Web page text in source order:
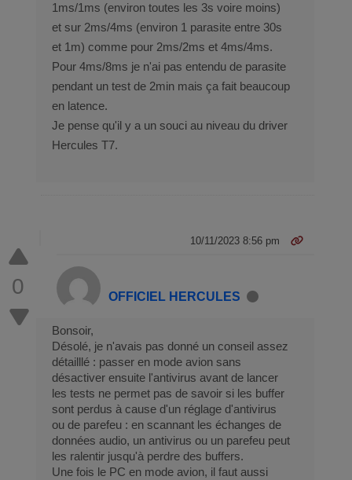
1ms/1ms (environ toutes les 3s voire moins)
et sur 2ms/4ms (environ 1 parasite entre 30s
et 1m) comme pour 2ms/2ms et 4ms/4ms.
Pour 4ms/8ms je n'ai pas entendu de parasite
pendant un test de 2min mais ça fait beaucoup
en latence.
Je pense qu'il y a un souci au niveau du driver
Hercules T7.
0
10/11/2023 8:56 pm
OFFICIEL HERCULES
Bonsoir,
Désolé, je n'avais pas donné un conseil assez
détailllé : passer en mode avion sans
désactiver ensuite l'antivirus avant de lancer
les tests ne permet pas de savoir si les buffer
sont perdus à cause d'un réglage d'antivirus
ou de parefeu : en scannant les échanges de
données audio, un antivirus ou un parefeu peut
les ralentir jusqu'à perdre des buffers.
Une fois le PC en mode avion, il faut aussi